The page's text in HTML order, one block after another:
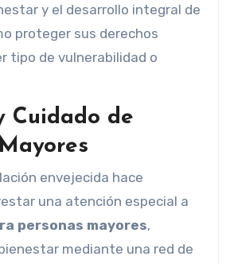
y el desarrollo integral de
proteger sus derechos
tipo de vulnerabilidad o
Cuidado de
envejecida hace
una atención especial a
personas mayores,
mediante una red de